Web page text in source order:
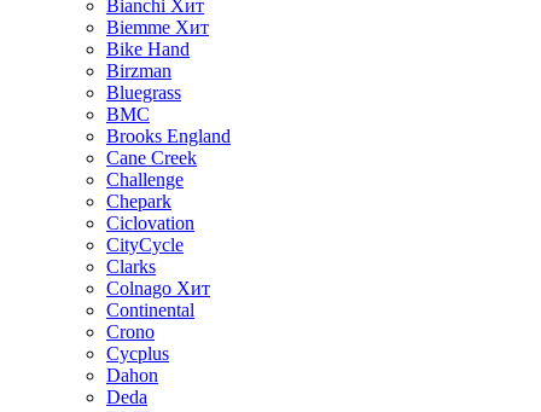
Bianchi Хит
Biemme Хит
Bike Hand
Birzman
Bluegrass
BMC
Brooks England
Cane Creek
Challenge
Chepark
Ciclovation
CityCycle
Clarks
Colnago Хит
Continental
Crono
Cycplus
Dahon
Deda